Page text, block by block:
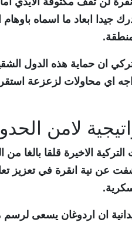
جيدا ابعاد ما اسماه
ان حماية هذه الدول
اي محاولات لزعزعة
لامن
الاخيرة قلقا بالغا
عن نية انقرة في تعزيز
ان اردوغان يسعى